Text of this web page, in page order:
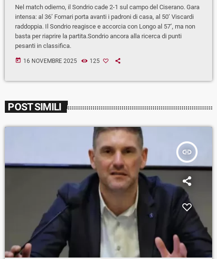
Nel match odierno, il Sondrio cade 2-1 sul campo del Ciserano. Gara
intensa: al 36’ Fornari porta avanti i padroni di casa, al 50’ Viscardi
raddoppia. Il Sondrio reagisce e accorcia con Longo al 57’, ma non
basta per riaprire la partita.Sondrio ancora alla ricerca di punti
pesanti in classifica.
today 16 NOVEMBRE 2025 125
POST SIMILI
insert_link